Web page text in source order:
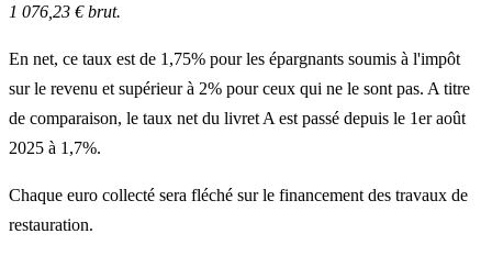
1 076,23 € brut.
En net, ce taux est de 1,75% pour les épargnants soumis à l'impôt
sur le revenu et supérieur à 2% pour ceux qui ne le sont pas. A titre
de comparaison, le taux net du livret A est passé depuis le 1er août
2025 à 1,7%.
Chaque euro collecté sera fléché sur le financement des travaux de
restauration.